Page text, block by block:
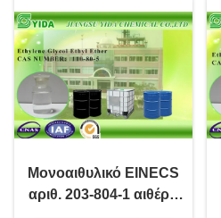
Μονοαιθυλικό EINECS
αριθ. 203-804-1 αιθέρα